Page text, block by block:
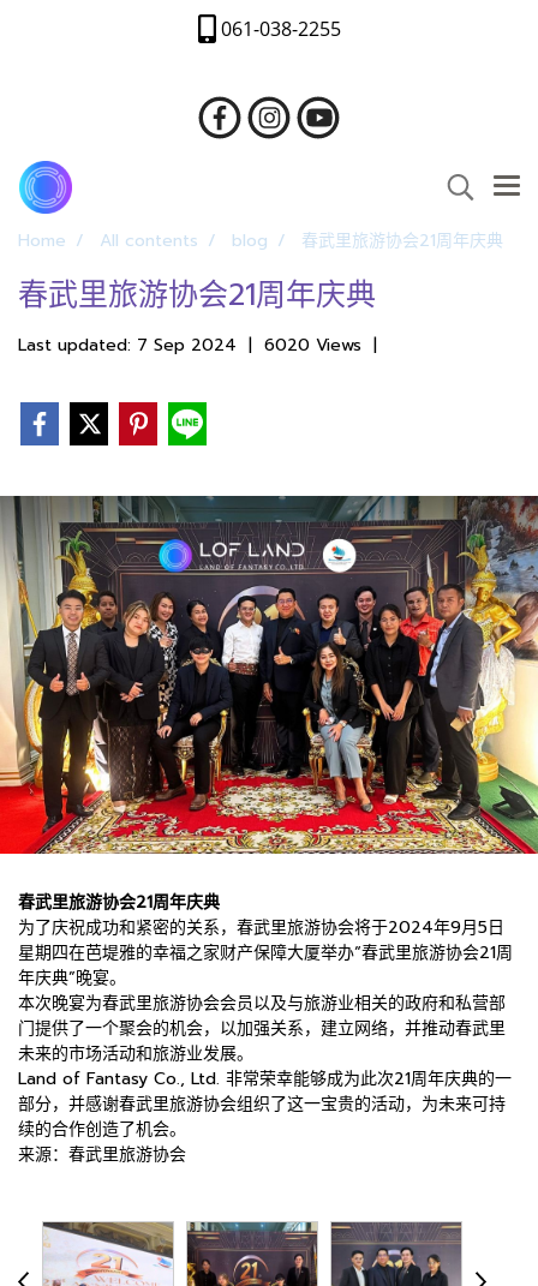
061-038-2255
Home All contents blog 春武里旅游协会21周年庆典
春武里旅游协会21周年庆典
Last updated: 7 Sep 2024 | 6020 Views |
春武里旅游协会21周年庆典
为了庆祝成功和紧密的关系，春武里旅游协会将于2024年9月5日
星期四在芭堤雅的幸福之家财产保障大厦举办“春武里旅游协会21周
年庆典”晚宴。
本次晚宴为春武里旅游协会会员以及与旅游业相关的政府和私营部
门提供了一个聚会的机会，以加强关系，建立网络，并推动春武里
未来的市场活动和旅游业发展。
Land of Fantasy Co., Ltd. 非常荣幸能够成为此次21周年庆典的一
部分，并感谢春武里旅游协会组织了这一宝贵的活动，为未来可持
续的合作创造了机会。
来源：春武里旅游协会